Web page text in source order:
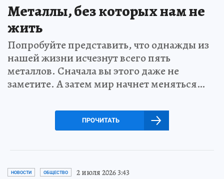
Металлы, без которых нам не
жить
Попробуйте представить, что однажды из
нашей жизни исчезнут всего пять
металлов. Сначала вы этого даже не
заметите. А затем мир начнет меняться…
ПРОЧИТАТЬ
НОВОСТИ ОБЩЕСТВО 2 июля 2026 3:43